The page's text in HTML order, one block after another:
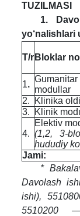
TUZILMASI
1.
yo‘nalishlari
T/r Bloklar
1.
modullar
2.
Klinika
3.
Klinik
4.
Elektiv
(1,2, 3-
hududiy
Jami:
*
Davolash
ishi),
5510200